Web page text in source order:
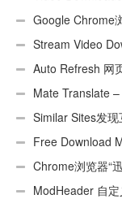
Google Chrome
Stream Video
Auto Refresh 网
Mate Translate –
Similar Sites发现
Free Download
插件Chrome浏览器“
ModHeader 自